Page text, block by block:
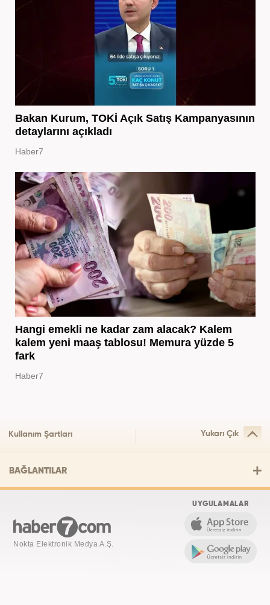
Bakan Kurum, TOKİ Açık Satış Kampanyasının
detaylarını açıkladı
Haber7
Hangi emekli ne kadar zam alacak? Kalem
kalem yeni maaş tablosu! Memura yüzde 5
fark
Haber7
Kullanım Şartları Yukarı Çık
BAĞLANTILAR
Nokta Elektronik Medya A.Ş.
UYGULAMALAR